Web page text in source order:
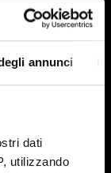
annunci
dati
utilizzando